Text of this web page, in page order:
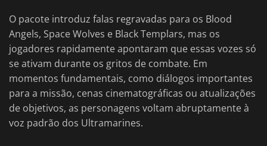
O pacote introduz falas regravadas para os Blood
Angels, Space Wolves e Black Templars, mas os
jogadores rapidamente apontaram que essas vozes só
se ativam durante os gritos de combate. Em
momentos fundamentais, como diálogos importantes
para a missão, cenas cinematográficas ou atualizações
de objetivos, as personagens voltam abruptamente à
voz padrão dos Ultramarines.